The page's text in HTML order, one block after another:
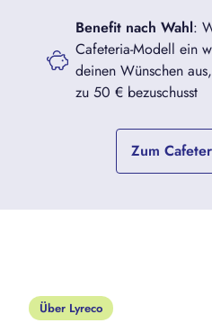
Benefit nach Wahl:
Cafeteria-Modell ein
deinen Wünschen
zu 50 € bezuschusst
Zum
Über Lyreco